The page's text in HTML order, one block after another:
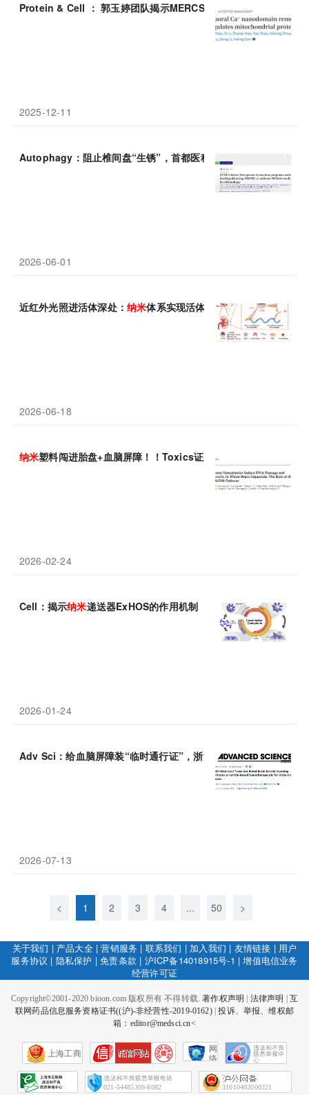
Protein & Cell ： 郭玉婷团队揭示MERCS重塑Ca²⁺纳米
2025-12-11
Autophagy：阻止椎间盘“生锈”，首都医科大学崔纯莹等团队发
2026-06-01
近红外光照进活体深处： 纳米体系实现活体小鼠RNA-蛋白质互作
2026-06-18
纳米塑料闯进胎盘+血脑屏障！！Toxics证实聚苯乙烯
2026-02-24
Cell：揭示纳米递送器ExHOS的作用机制
2026-01-24
Adv Sci：给血脑屏障装“临时通行证”，浙江中医药大学陈健尔等
2026-07-13
< 1 2 3 4 ... 50 >
关于我们 | 产品大全|营销服务 | 联系我们 | 加入我们 | 友情链接 | 用户
服务协议 | 隐私保护 |免责条款 | 沪ICP备14018915号-1 |增值电信业务
经营许可证
Copyright©2001-2020 bioon.com 版权所有 不得转载.著作权声明 法律声明
互
联网药品信息服务资格证书((沪)-非经营性-2019-0162)|投诉、举报、维权邮
箱：editor@medsci.cn<
上海工商
网
络
会
征
021-54485309-8082 31010402000321